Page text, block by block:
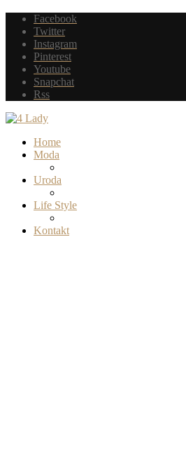
Facebook
Twitter
Instagram
Pinterest
Youtube
Snapchat
Rss
Home
Moda
Uroda
Life Style
Kontakt